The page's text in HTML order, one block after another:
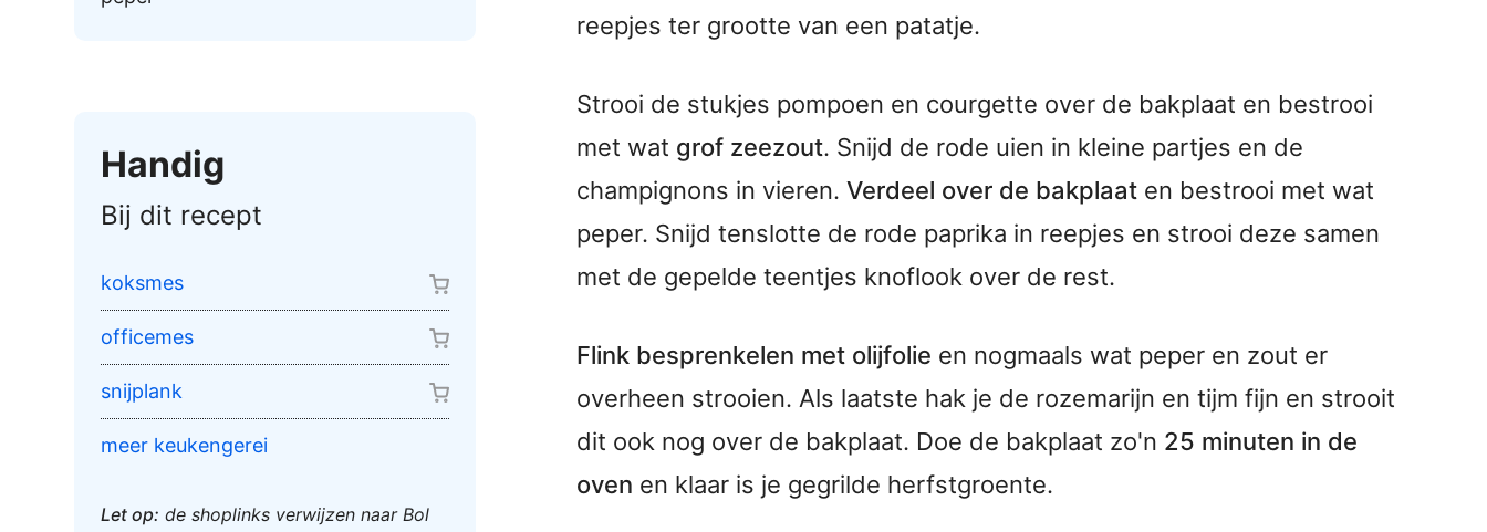
Handig
Bij dit recept
koksmes
officemes
snijplank
meer keukengerei
Let op: de shoplinks verwijzen naar Bol
reepjes ter grootte van een patatje.
Strooi de stukjes pompoen en courgette over de bakplaat en bestrooi
met wat grof zeezout. Snijd de rode uien in kleine partjes en de
champignons in vieren. Verdeel over de bakplaaten bestrooi met wat
peper. Snijd tenslotte de rode paprika in reepjes en strooi deze samen
met de gepelde teentjes knoflook over de rest.
Flink besprenkelen met olijfolie en nogmaals wat peper en zout er
overheen strooien. Als laatste hak je de rozemarijn en tijm fijn en strooit
dit ook nog over de bakplaat. Doe de bakplaat zo'n 25 minuten in de
oven en klaar is je gegrilde herfstgroente.